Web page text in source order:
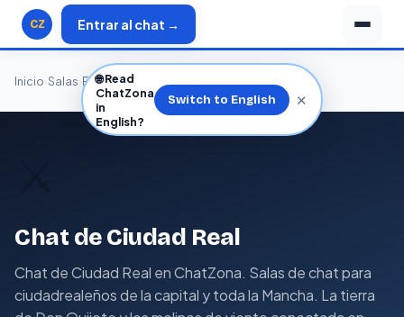
CZ Entrar al chat →
Inicio Salas España›Castilla-La Mancha
Chat de Ciudad Real
Chat de Ciudad Real en ChatZona. Salas de chat para
ciudadrealeños de la capital y toda la Mancha. La tierra
🌐Read
ChatZona
in
English?
Switch to English ✕